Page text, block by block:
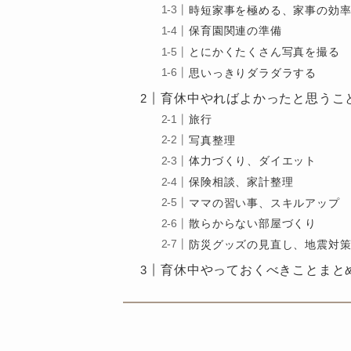
時短家事を極める、家事の効
保育園関連の準備
とにかくたくさん写真を撮る
思いっきりダラダラする
育休中やればよかったと思うこ
旅行
写真整理
体力づくり、ダイエット
保険相談、家計整理
ママの習い事、スキルアップ
散らからない部屋づくり
防災グッズの見直し、地震対策
育休中やっておくべきことまと